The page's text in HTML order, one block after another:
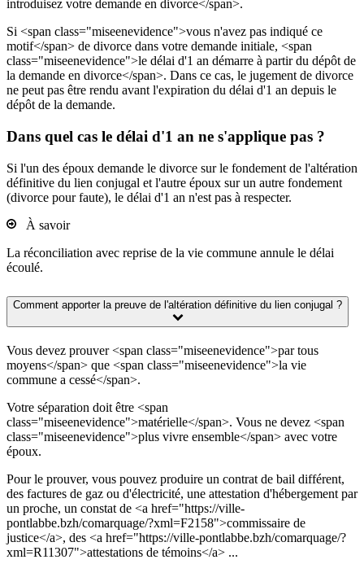
introduisez votre demande en divorce</span>.
Si <span class="miseenevidence">vous n'avez pas indiqué ce
motif</span> de divorce dans votre demande initiale, <span
class="miseenevidence">le délai d'1 an démarre à partir du dépôt de
la demande en divorce</span>. Dans ce cas, le jugement de divorce
ne peut pas être rendu avant l'expiration du délai d'1 an depuis le
dépôt de la demande.
Dans quel cas le délai d'1 an ne s'applique pas ?
Si l'un des époux demande le divorce sur le fondement de l'altération
définitive du lien conjugal et l'autre époux sur un autre fondement
(divorce pour faute), le délai d'1 an n'est pas à respecter.
À savoir
La réconciliation avec reprise de la vie commune annule le délai
écoulé.
Comment apporter la preuve de l'altération définitive du lien conjugal ?
Vous devez prouver <span class="miseenevidence">par tous
moyens</span> que <span class="miseenevidence">la vie
commune a cessé</span>.
Votre séparation doit être <span
class="miseenevidence">matérielle</span>. Vous ne devez <span
class="miseenevidence">plus vivre ensemble</span> avec votre
époux.
Pour le prouver, vous pouvez produire un contrat de bail différent,
des factures de gaz ou d'électricité, une attestation d'hébergement par
un proche, un constat de <a href="https://ville-
pontlabbe.bzh/comarquage/?xml=F2158">commissaire de
justice</a>, des <a href="https://ville-pontlabbe.bzh/comarquage/?
xml=R11307">attestations de témoins</a> ...